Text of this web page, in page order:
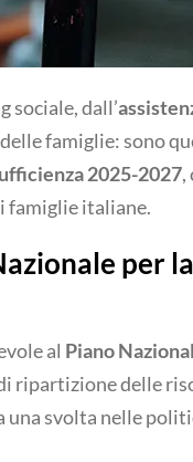
sociale, dall’
famiglie: sono
2025-2027,
famiglie italiane.
per
al Piano
ripartizione delle
svolta nelle